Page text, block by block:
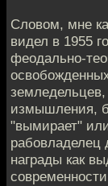
Словом, мне
видел в 1955
феодально-
измышления,
"вымирает"
рабовладелец
награды как